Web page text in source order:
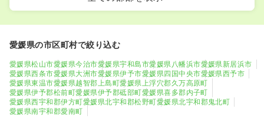
愛媛県の市区町村で絞り込む
愛媛県松山市愛媛県今治市愛媛県宇和島市愛媛県八幡浜市愛媛県新居浜市
愛媛県西条市愛媛県大洲市愛媛県伊予市愛媛県四国中央市愛媛県西予市
愛媛県東温市愛媛県越智郡上島町愛媛県上浮穴郡久万高原町
愛媛県伊予郡松前町愛媛県伊予郡砥部町愛媛県喜多郡内子町
愛媛県西宇和郡伊方町愛媛県北宇和郡松野町愛媛県北宇和郡鬼北町
愛媛県南宇和郡愛南町